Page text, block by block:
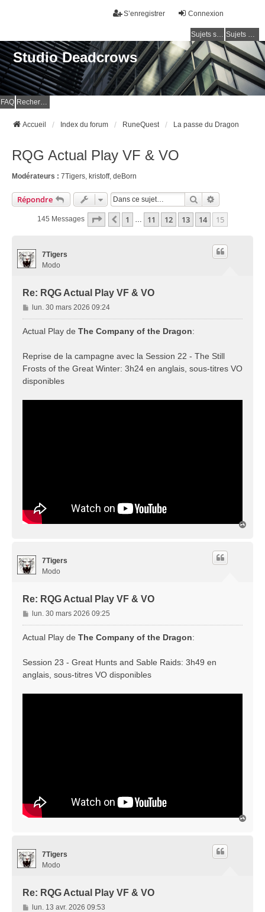
Connexion
S’enregistrer
Sujets sans réponse Sujets actifs
Studio Deadcrows
FAQ Rechercher
Accueil Index du forum RuneQuest La passe du Dragon
RQG Actual Play VF & VO
Modérateurs : 7Tigers, kristoff, deBorn
Répondre Rechercher
145 Messages Page 15 Sur 15
Précédente
1 … 11 12 13 14 15
7Tigers
Modo
Re: RQG Actual Play VF & VO
M
e
s
g
e
lun. 30 mars 2026 09:24
Actual Play de The Company of the Dragon:
Reprise de la campagne avec la Session 22 - The Still
Frosts of the Great Winter: 3h24 en anglais, sous-titres VO
disponibles
7Tigers
Modo
Re: RQG Actual Play VF & VO
M
e
s
g
e
lun. 30 mars 2026 09:25
Actual Play de The Company of the Dragon:
Session 23 - Great Hunts and Sable Raids: 3h49 en
anglais, sous-titres VO disponibles
7Tigers
Modo
Re: RQG Actual Play VF & VO
M
lun. 13 avr. 2026 09:53